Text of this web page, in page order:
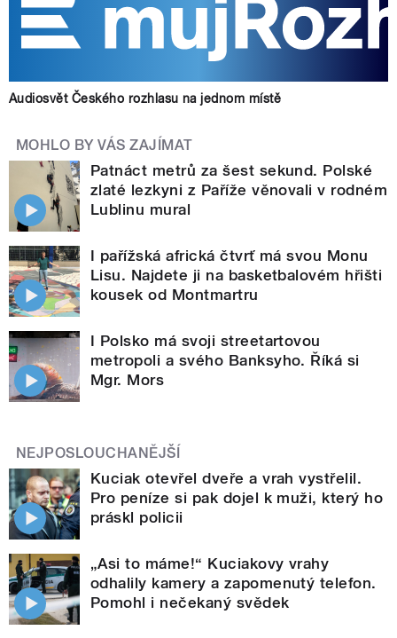
Audiosvět Českého rozhlasu na jednom místě
MOHLO BY VÁS ZAJÍMAT
Patnáct metrů za šest sekund. Polské
zlaté lezkyni z Paříže věnovali v rodném
Lublinu mural
I pařížská africká čtvrť má svou Monu
Lisu. Najdete ji na basketbalovém hřišti
kousek od Montmartru
I Polsko má svoji streetartovou
metropoli a svého Banksyho. Říká si
Mgr. Mors
NEJPOSLOUCHANĚJŠÍ
Kuciak otevřel dveře a vrah vystřelil.
Pro peníze si pak dojel k muži, který ho
práskl policii
„Asi to máme!“ Kuciakovy vrahy
odhalily kamery a zapomenutý telefon.
Pomohl i nečekaný svědek